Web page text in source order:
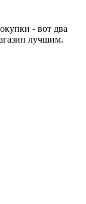
- вот два
лучшим.